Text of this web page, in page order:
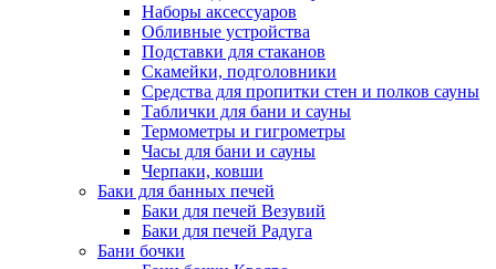
Наборы аксессуаров
Обливные устройства
Подставки для стаканов
Скамейки, подголовники
Средства для пропитки стен и полков сауны
Таблички для бани и сауны
Термометры и гигрометры
Часы для бани и сауны
Черпаки, ковши
Баки для банных печей
Баки для печей Везувий
Баки для печей Радуга
Бани бочки